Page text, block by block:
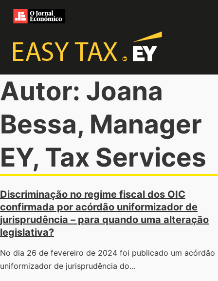
Autor: Joana
Bessa, Manager
EY, Tax Services
Discriminação no regime fiscal dos OIC
confirmada por acórdão uniformizador de
jurisprudência – para quando uma alteração
legislativa?
No dia 26 de fevereiro de 2024 foi publicado um acórdão
uniformizador de jurisprudência do…